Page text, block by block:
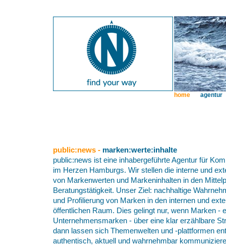
home agentur
public:news - marken:werte:inhalte
public:news ist eine inhabergeführte Agentur für
im Herzen Hamburgs. Wir stellen die interne und
von Markenwerten und Markeninhalten in den
Beratungstätigkeit. Unser Ziel: nachhaltige
und Profilierung von Marken in den internen und
öffentlichen Raum. Dies gelingt nur, wenn Marken -
Unternehmensmarken - über eine klar erzählbare
dann lassen sich Themenwelten und -plattformen
authentisch, aktuell und wahrnehmbar